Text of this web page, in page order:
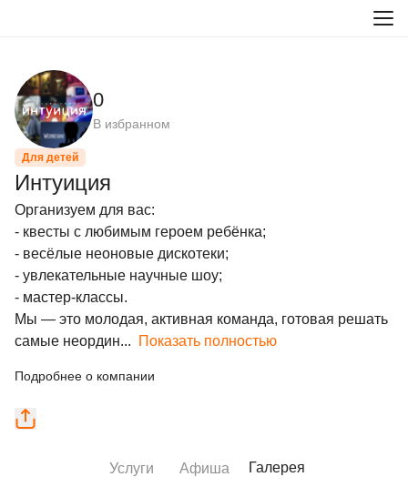
0
В избранном
Для детей
Интуиция
Организуем для вас:
- квесты с любимым героем ребёнка;
- весёлые неоновые дискотеки;
- увлекательные научные шоу;
- мастер-классы.
Мы — это молодая, активная команда, готовая решать
самые неордин... Показать полностью
Подробнее о компании
Услуги Афиша Галерея